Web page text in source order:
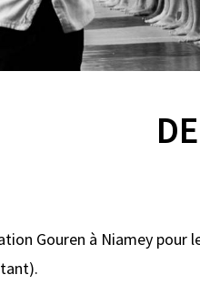
Gouren à Niamey pour